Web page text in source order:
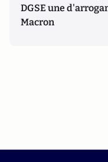
DGSE une
Macron